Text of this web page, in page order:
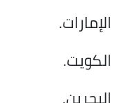
الإمارات.
الكويت.